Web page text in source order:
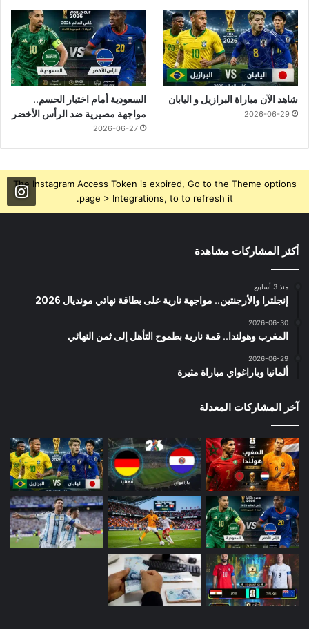
شاهد الآن مباراة البرازيل و اليابان
2026-06-29
السعودية أمام اختبار الحسم..
مواجهة مصيرية ضد الرأس الأخضر
2026-06-27
The Instagram Access Token is expired, Go to the Theme options
page > Integrations, to to refresh it.
أكثر المشاركات مشاهدة
منذ 3 أسابيع
إنجلترا والأرجنتين.. مواجهة نارية على بطاقة نهائي مونديال 2026
2026-06-30
المغرب وهولندا.. قمة نارية بطموح التأهل إلى ثمن النهائي
2026-06-29
ألمانيا وباراغواي مباراة مثيرة
آخر المشاركات المعدلة